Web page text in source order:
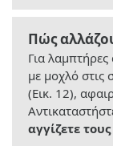
Πώς
Για
με μοχλό στις
(Εικ. 12),
αγγίζετε